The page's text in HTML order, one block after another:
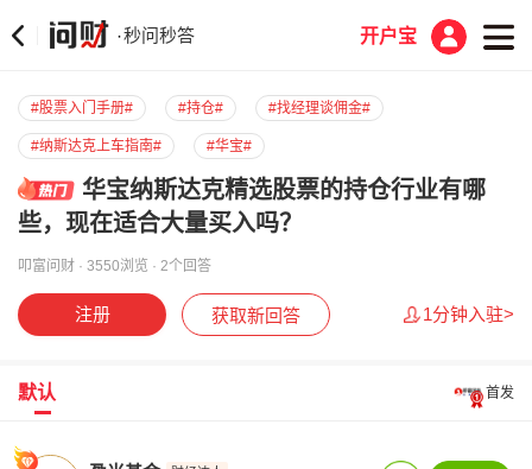
·秒问秒答 开户宝
#股票入门手册# #持仓# #找经理谈佣金#
#纳斯达克上车指南# #华宝#
华宝纳斯达克精选股票的持仓行业有哪
些，现在适合大量买入吗？
叩富问财 · 3550浏览 · 2个回答
注册 获取新回答 1分钟入驻>
默认 首发